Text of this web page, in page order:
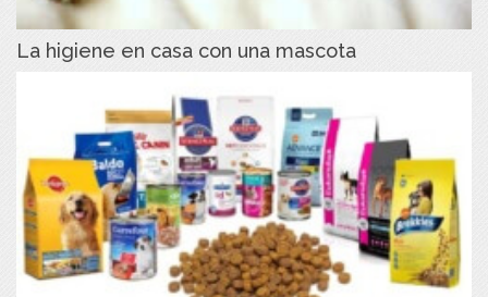
La higiene en casa con una mascota